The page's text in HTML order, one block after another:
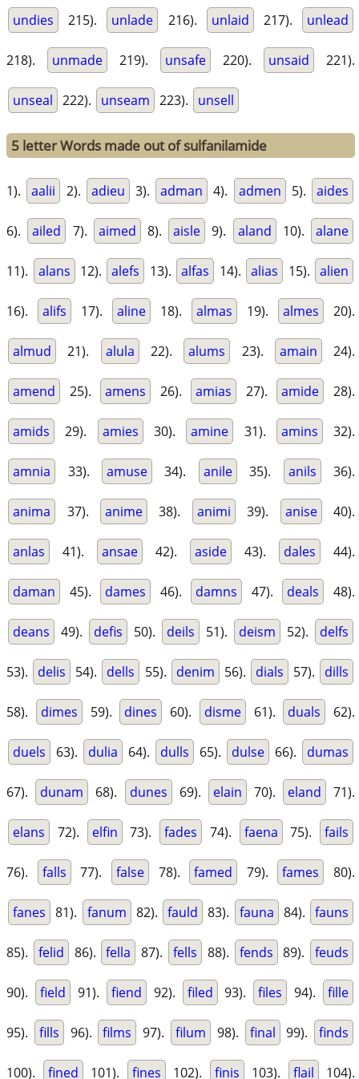
undies 215). unlade 216). unlaid 217). unlead
218). unmade 219). unsafe 220). unsaid 221).
unseal 222). unseam 223). unsell
5 letter Words made out of sulfanilamide
1). aalii 2). adieu 3). adman 4). admen 5). aides
6). ailed 7). aimed 8). aisle 9). aland 10). alane
11). alans 12). alefs 13). alfas 14). alias 15). alien
16). alifs 17). aline 18). almas 19). almes 20).
almud 21). alula 22). alums 23). amain 24).
amend 25). amens 26). amias 27). amide 28).
amids 29). amies 30). amine 31). amins 32).
amnia 33). amuse 34). anile 35). anils 36).
anima 37). anime 38). animi 39). anise 40).
anlas 41). ansae 42). aside 43). dales 44).
daman 45). dames 46). damns 47). deals 48).
deans 49). defis 50). deils 51). deism 52). delfs
53). delis 54). dells 55). denim 56). dials 57). dills
58). dimes 59). dines 60). disme 61). duals 62).
duels 63). dulia 64). dulls 65). dulse 66). dumas
67). dunam 68). dunes 69). elain 70). eland 71).
elans 72). elfin 73). fades 74). faena 75). fails
76). falls 77). false 78). famed 79). fames 80).
fanes 81). fanum 82). fauld 83). fauna 84). fauns
85). felid 86). fella 87). fells 88). fends 89). feuds
90). field 91). fiend 92). filed 93). files 94). fille
95). fills 96). films 97). filum 98). final 99). finds
100). fined 101). fines 102). finis 103). flail 104).